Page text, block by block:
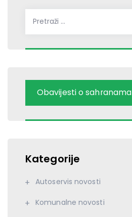
Obavijesti o sahranama
Kategorije
Autoservis novosti
Komunalne novosti